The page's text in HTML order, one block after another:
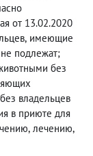
от 13.02.2020
, имеющие
подлежат;
без
владельцев
в приюте для
, лечению,